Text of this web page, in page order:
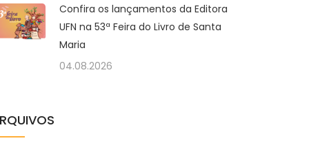
Confira os lançamentos da Editora
UFN na 53ª Feira do Livro de Santa
Maria
04.08.2026